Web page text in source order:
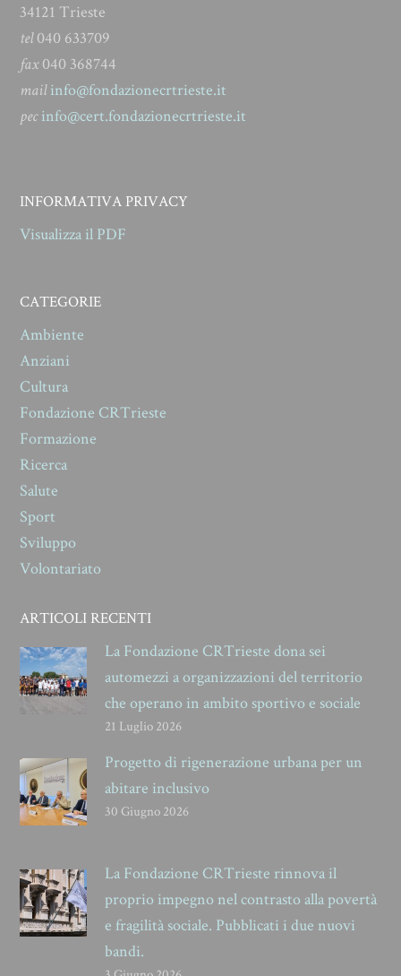
34121 Trieste
tel040 633709
fax040 368744
mailinfo@fondazionecrtrieste.it
pecinfo@cert.fondazionecrtrieste.it
INFORMATIVA PRIVACY
Visualizza il PDF
CATEGORIE
Ambiente
Anziani
Cultura
Fondazione CRTrieste
Formazione
Ricerca
Salute
Sport
Sviluppo
Volontariato
ARTICOLI RECENTI
La Fondazione CRTrieste dona sei
automezzi a organizzazioni del territorio
che operano in ambito sportivo e sociale
21 Luglio 2026
Progetto di rigenerazione urbana per un
abitare inclusivo
30 Giugno 2026
La Fondazione CRTrieste rinnova il
proprio impegno nel contrasto alla povertà
e fragilità sociale. Pubblicati i due nuovi
bandi.